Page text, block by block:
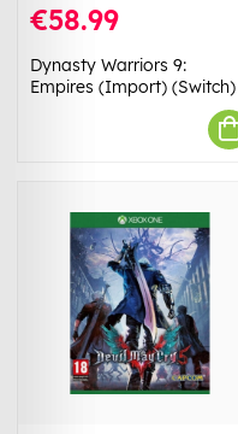
€58.99
Dynasty Warriors 9:
Empires (Import) (Switch)